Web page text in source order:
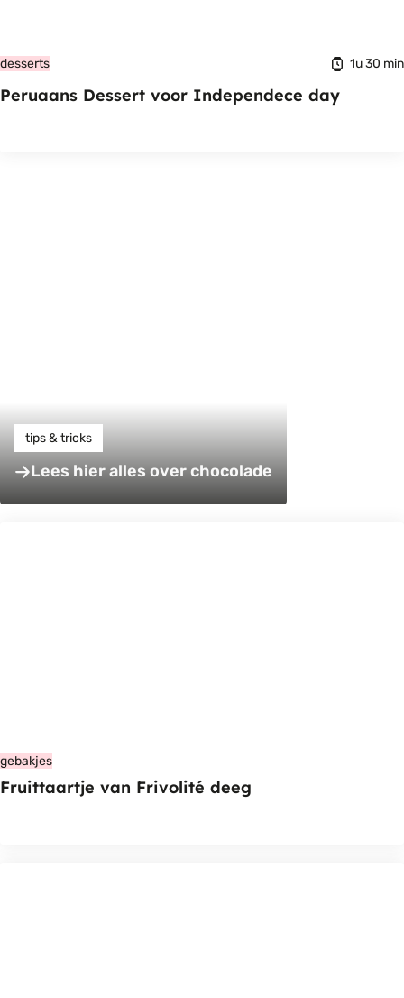
desserts 1u 30 min
Peruaans Dessert voor Independece day
tips & tricks
Lees hier alles over chocolade
gebakjes
Fruittaartje van Frivolité deeg